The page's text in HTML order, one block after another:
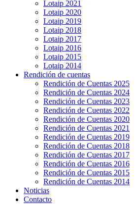
Lotaip 2021
Lotaip 2020
Lotaip 2019
Lotaip 2018
Lotaip 2017
Lotaip 2016
Lotaip 2015
Lotaip 2014
Rendición de cuentas
Rendición de Cuentas 2025
Rendición de Cuentas 2024
Rendición de Cuentas 2023
Rendición de Cuentas 2022
Rendición de Cuentas 2020
Rendición de Cuentas 2021
Rendición de Cuentas 2019
Rendición de Cuentas 2018
Rendición de Cuentas 2017
Rendición de Cuentas 2016
Rendición de Cuentas 2015
Rendición de Cuentas 2014
Noticias
Contacto